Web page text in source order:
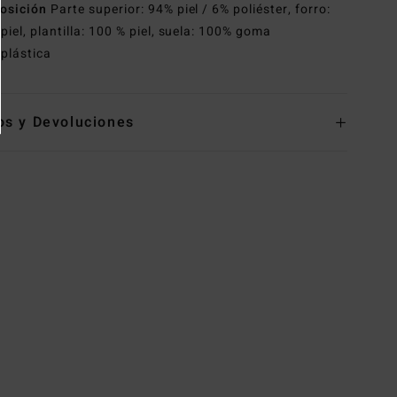
Parte superior: 94% piel / 6% poliéster, forro:
piel, plantilla: 100 % piel, suela: 100% goma
y Devoluciones